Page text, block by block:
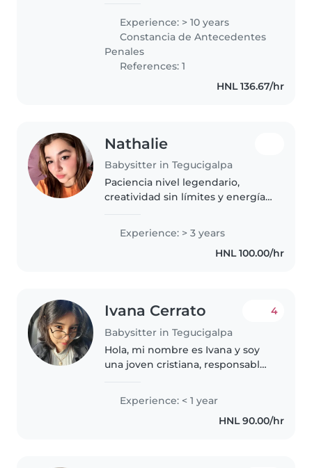
familia, estoy en busca de una
vacante de medio tiempo
jornada vespertina..
Experience: > 10 years
Constancia de Antecedentes
Penales
References: 1
HNL 136.67/hr
Nathalie
Babysitter in Tegucigalpa
Paciencia nivel legendario,
creatividad sin límites y energía
los más pequeños.
Experience: > 3 years
HNL 100.00/hr
Ivana Cerrato
Babysitter in Tegucigalpa
4
Hola, mi nombre es Ivana y soy
una joven cristiana, responsable,
Me encanta compartir tiempo
con niños, jugar con ellos,
ayudarles con sus tareas, y..
Experience: < 1 year
HNL 90.00/hr